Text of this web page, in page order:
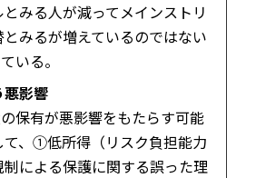
みる人が減ってメインストリ
みるが増えているのではない
いる。
悪影響
保有が悪影響をもたらす可能
、①低所得（リスク負担能力
による保護に関する誤った理